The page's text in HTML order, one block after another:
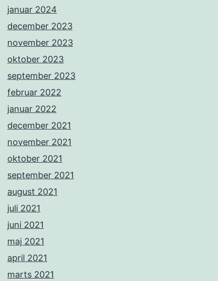
januar 2024
december 2023
november 2023
oktober 2023
september 2023
februar 2022
januar 2022
december 2021
november 2021
oktober 2021
september 2021
august 2021
juli 2021
juni 2021
maj 2021
april 2021
marts 2021